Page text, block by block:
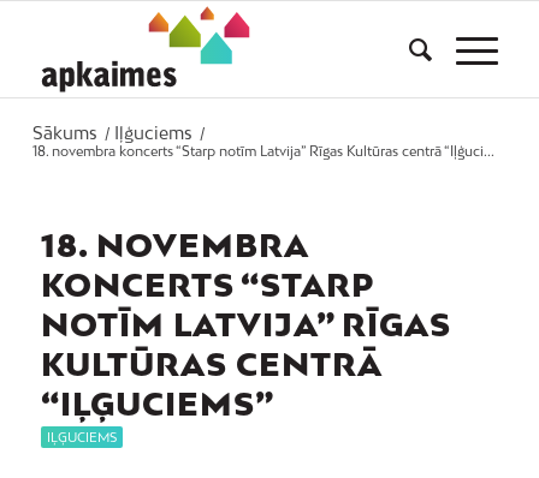
Sākums / Iļģuciems
/
18. novembra koncerts “Starp notīm Latvija” Rīgas Kultūras centrā “Iļģuci...
18. NOVEMBRA
KONCERTS “STARP
NOTĪM LATVIJA” RĪGAS
KULTŪRAS CENTRĀ
“IĻĢUCIEMS”
IĻĢUCIEMS